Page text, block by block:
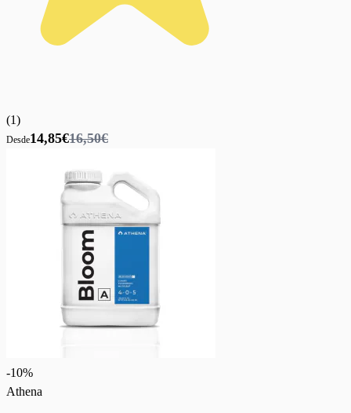
(1)
Desde14,85€16,50€
-10%
Athena